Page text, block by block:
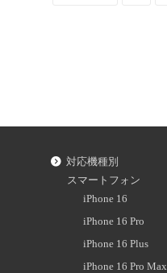
対応機種別
スマートフォン
iPhone 16
iPhone 16 Pro
iPhone 16 Plus
iPhone 16 Pro Max